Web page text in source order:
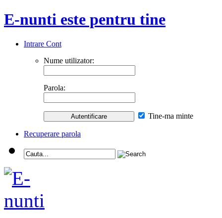
E-nunti este pentru tine
Intrare Cont
Nume utilizator:
Parola:
Tine-ma minte
Recuperare parola